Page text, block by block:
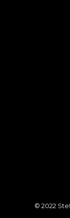
© 2022